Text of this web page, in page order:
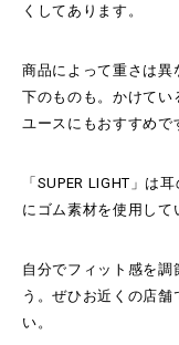
くしてあります。
商品によって重さは異
下のものも。かけてい
ユースにもおすすめで
「SUPER LIGHT」は
にゴム素材を使用して
自分でフィット感を調
う。ぜひお近くの店
い。